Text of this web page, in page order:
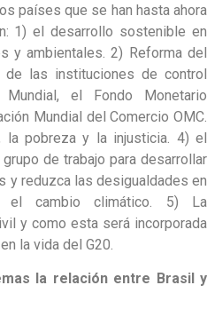
países que se han hasta ahora
1) el desarrollo sostenible en
y ambientales. 2) Reforma del
de las instituciones de control
el Fondo Monetario
Mundial del Comercio OMC.
la pobreza y la injusticia. 4) el
de trabajo para desarrollar
y reduzca las desigualdades en
cambio climático. 5) La
y como esta será incorporada
la vida del G20.
la relación entre Brasil y